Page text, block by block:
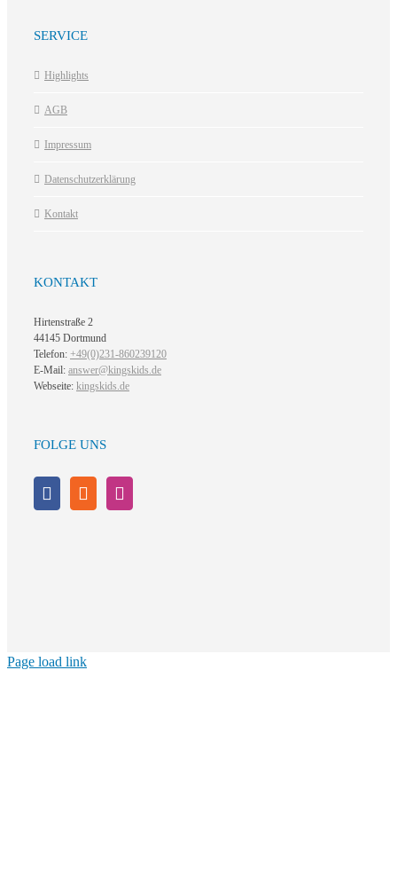
SERVICE
Highlights
AGB
Impressum
Datenschutzerklärung
Kontakt
KONTAKT
Hirtenstraße 2
44145 Dortmund
Telefon: +49(0)231-860239120
E-Mail: answer@kingskids.de
Webseite: kingskids.de
FOLGE UNS
Page load link